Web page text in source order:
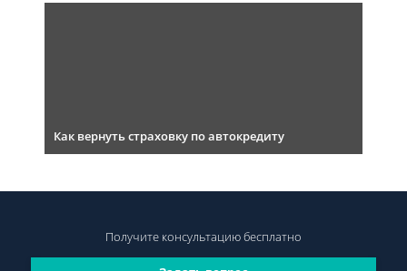
Как вернуть страховку по автокредиту
Получите консультациюбесплатно